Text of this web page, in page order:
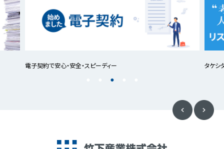
電子契約で安心・安全・スピーディー タケシ